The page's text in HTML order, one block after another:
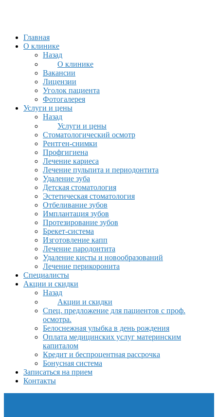
Главная
О клинике
Назад
О клинике
Вакансии
Лицензии
Уголок пациента
Фотогалерея
Услуги и цены
Назад
Услуги и цены
Стоматологический осмотр
Рентген-снимки
Профгигиена
Лечение кариеса
Лечение пульпита и периодонтита
Удаление зуба
Детская стоматология
Эстетическая стоматология
Отбеливание зубов
Имплантация зубов
Протезирование зубов
Брекет-система
Изготовление капп
Лечение пародонтита
Удаление кисты и новообразований
Лечение перикоронита
Специалисты
Акции и скидки
Назад
Акции и скидки
Спец. предложение для пациентов с проф.
осмотра.
Белоснежная улыбка в день рождения
Оплата медицинских услуг материнским
капиталом
Кредит и беспроцентная рассрочка
Бонусная система
Записаться на прием
Контакты